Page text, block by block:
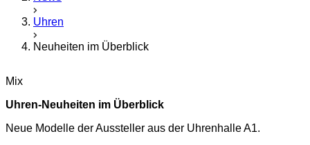
Uhren
Neuheiten im Überblick
Mix
Uhren-Neuheiten im Überblick
Neue Modelle der Aussteller aus der Uhrenhalle A1.